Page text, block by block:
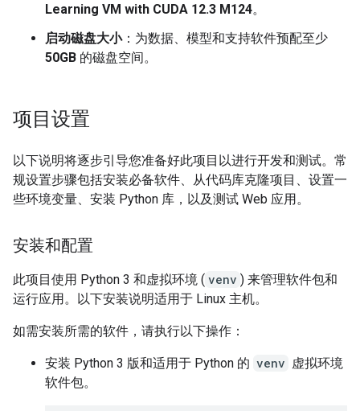
Learning VM with CUDA 12.3 M124。
启动磁盘大小：为数据、模型和支持软件预配至少
50GB 的磁盘空间。
项目设置
以下说明将逐步引导您准备好此项目以进行开发和测试。常
规设置步骤包括安装必备软件、从代码库克隆项目、设置一
些环境变量、安装 Python 库，以及测试 Web 应用。
安装和配置
此项目使用 Python 3 和虚拟环境 ( venv ) 来管理软件包和
运行应用。以下安装说明适用于 Linux 主机。
如需安装所需的软件，请执行以下操作：
安装 Python 3 版和适用于 Python 的 venv 虚拟环境
软件包。